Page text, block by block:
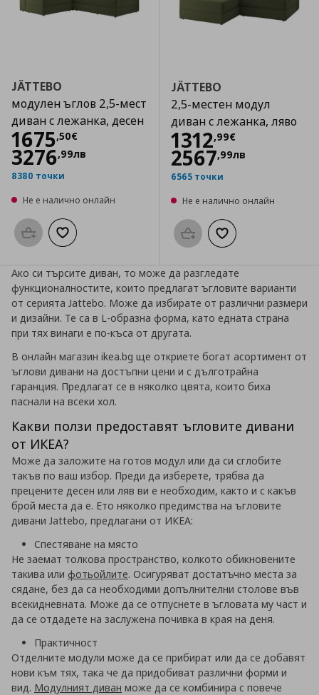
JÄTTEBO
модулен ъглов 2,5-мест
диван с лежанка, десен
1675,50€
Цена1675,50 €
3276,99лв
8380 точки
Не е налично онлайн
Προσθήκη στο καλάθι
Добави към списъка с любими
JÄTTEBO
2,5-местен модул
диван с лежанка, ляво
1312,99€
Цена1312,99 €
2567,99лв
6565 точки
Не е налично онлайн
Προσθήκη στο καλάθι
Добави към
Ако си търсите диван, то може да разгледате
функционалностите, които предлагат ъгловите варианти
от серията Jattebo. Може да избирате от различни размери
и дизайни. Те са в L-образна форма, като едната страна
при тях винаги е по-къса от другата.
В онлайн магазин ikea.bg ще откриете богат асортимент от
ъглови дивани на достъпни цени и с дълготрайна
гаранция. Предлагат се в няколко цвята, които биха
паснали на всеки хол.
Какви ползи предоставят ъгловите дивани
от ИКЕА?
Може да заложите на готов модул или да си сглобите
такъв по ваш избор. Преди да изберете, трябва да
прецените десен или ляв ви е необходим, както и с какъв
брой места да е. Ето няколко предимства на ъгловите
дивани Jattebo, предлагани от ИКЕА:
Спестяване на място
Не заемат толкова пространство, колкото обикновените
такива или фотьойлите. Осигуряват достатъчно места за
сядане, без да са необходими допълнителни столове във
всекидневната. Може да се отпуснете в ъгловата му част и
да се отдадете на заслужена почивка в края на деня.
Практичност
Отделните модули може да се прибират или да се добавят
нови към тях, така че да придобиват различни форми и
вид. Модулният диван може да се комбинира с повече